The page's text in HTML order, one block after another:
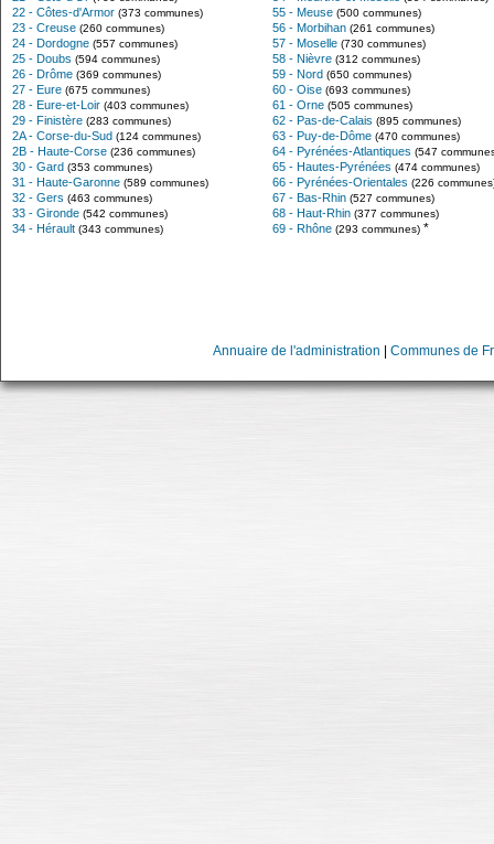
22 - Côtes-d'Armor (373 communes)
23 - Creuse (260 communes)
24 - Dordogne (557 communes)
25 - Doubs (594 communes)
26 - Drôme (369 communes)
27 - Eure (675 communes)
28 - Eure-et-Loir (403 communes)
29 - Finistère (283 communes)
2A - Corse-du-Sud (124 communes)
2B - Haute-Corse (236 communes)
30 - Gard (353 communes)
31 - Haute-Garonne (589 communes)
32 - Gers (463 communes)
33 - Gironde (542 communes)
34 - Hérault (343 communes)
55 - Meuse (500 communes)
56 - Morbihan (261 communes)
57 - Moselle (730 communes)
58 - Nièvre (312 communes)
59 - Nord (650 communes)
60 - Oise (693 communes)
61 - Orne (505 communes)
62 - Pas-de-Calais (895 communes)
63 - Puy-de-Dôme (470 communes)
64 - Pyrénées-Atlantiques (547
65 - Hautes-Pyrénées (474 communes)
66 - Pyrénées-Orientales (226
67 - Bas-Rhin (527 communes)
68 - Haut-Rhin (377 communes)
69 - Rhône (293 communes) *
Annuaire de l'administration Communes de